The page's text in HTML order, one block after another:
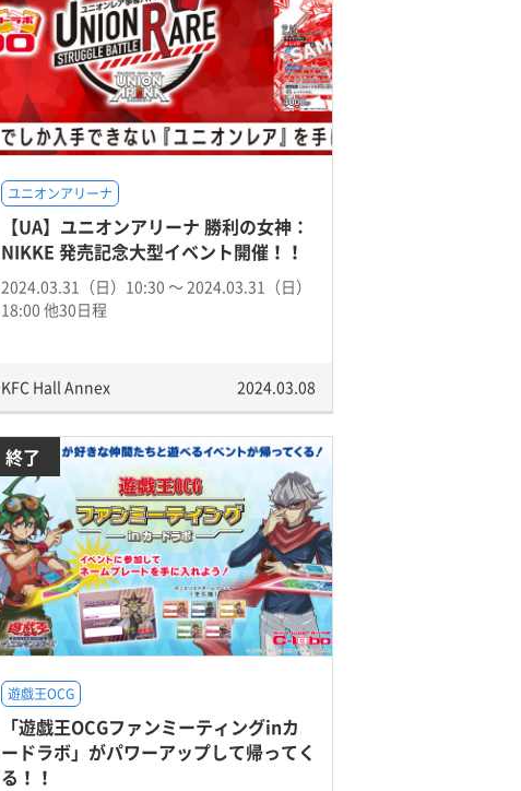
ユニオンアリーナ
【UA】ユニオンアリーナ 勝利の女神：
NIKKE 発売記念大型イベント開催！！
2024.03.31（日）10:30 〜 2024.03.31（日）
18:00 他30日程
KFC Hall Annex 2024.03.08
終了
遊戯王OCG
「遊戯王OCGファンミーティングinカ
ードラボ」がパワーアップして帰ってく
る！！